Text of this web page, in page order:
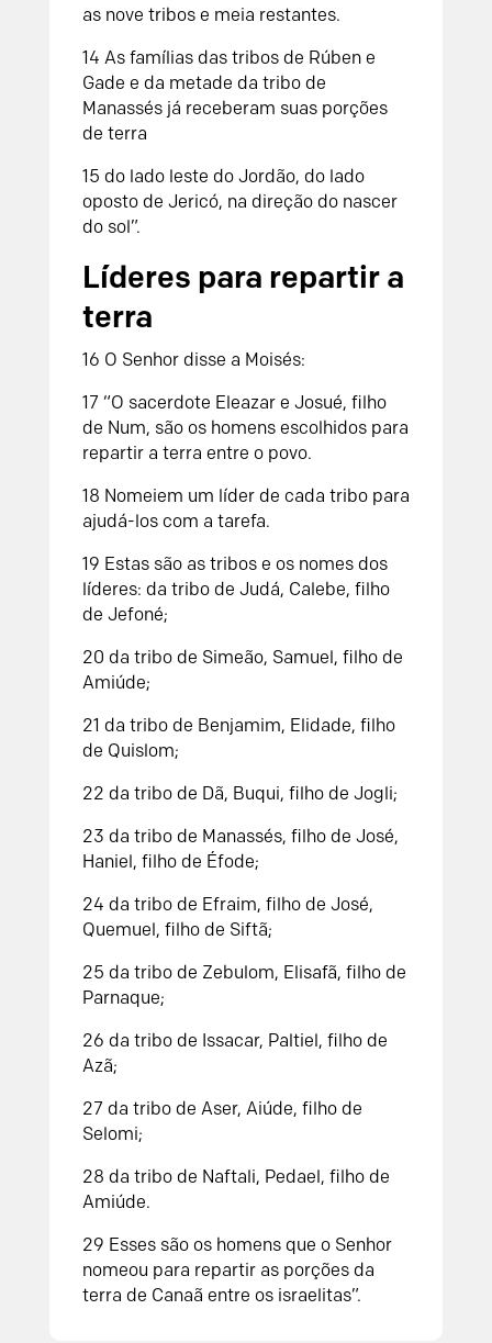
as nove tribos e meia restantes.
14 As famílias das tribos de Rúben e
Gade e da metade da tribo de
Manassés já receberam suas porções
de terra
15 do lado leste do Jordão, do lado
oposto de Jericó, na direção do nascer
do sol”.
Líderes para repartir a
terra
16 O Senhor disse a Moisés:
17 “O sacerdote Eleazar e Josué, filho
de Num, são os homens escolhidos para
repartir a terra entre o povo.
18 Nomeiem um líder de cada tribo para
ajudá-los com a tarefa.
19 Estas são as tribos e os nomes dos
líderes: da tribo de Judá, Calebe, filho
de Jefoné;
20 da tribo de Simeão, Samuel, filho de
Amiúde;
21 da tribo de Benjamim, Elidade, filho
de Quislom;
22 da tribo de Dã, Buqui, filho de Jogli;
23 da tribo de Manassés, filho de José,
Haniel, filho de Éfode;
24 da tribo de Efraim, filho de José,
Quemuel, filho de Siftã;
25 da tribo de Zebulom, Elisafã, filho de
Parnaque;
26 da tribo de Issacar, Paltiel, filho de
Azã;
27 da tribo de Aser, Aiúde, filho de
Selomi;
28 da tribo de Naftali, Pedael, filho de
Amiúde.
29 Esses são os homens que o Senhor
nomeou para repartir as porções da
terra de Canaã entre os israelitas”.